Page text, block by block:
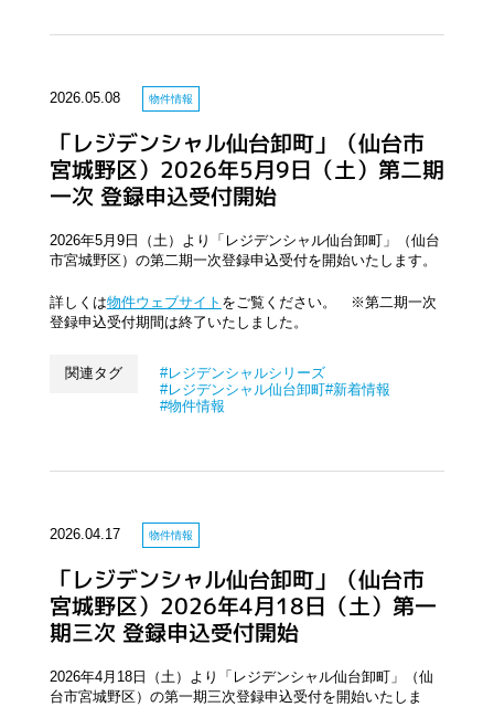
2026.05.08 物件情報
「レジデンシャル仙台卸町」（仙台市
宮城野区）2026年5月9日（土）第二期
一次 登録申込受付開始
2026年5月9日（土）より「レジデンシャル仙台卸町」（仙台
市宮城野区）の第二期一次登録申込受付を開始いたします。
詳しくは物件ウェブサイト をご覧ください。 ※第二期一次
登録申込受付期間は終了いたしました。
関連タグ
レジデンシャルシリーズ
レジデンシャル仙台卸町 新着情報
物件情報
2026.04.17 物件情報
「レジデンシャル仙台卸町」（仙台市
宮城野区）2026年4月18日（土）第一
期三次 登録申込受付開始
2026年4月18日（土）より「レジデンシャル仙台卸町」（仙
台市宮城野区）の第一期三次登録申込受付を開始いたしま